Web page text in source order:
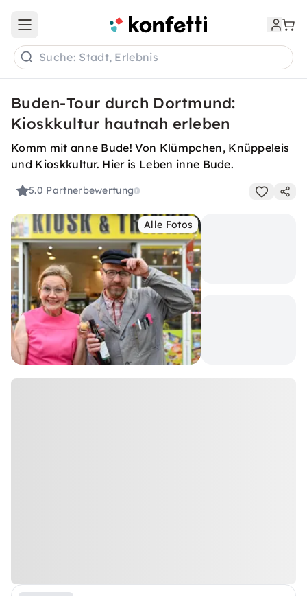
Open main menu
Suche: Stadt, Erlebnis
Buden-Tour durch Dortmund:
Kioskkultur hautnah erleben
Komm mit anne Bude! Von Klümpchen, Knüppeleis
und Kioskkultur. Hier is Leben inne Bude.
5.0 Partnerbewertung
Alle Fotos